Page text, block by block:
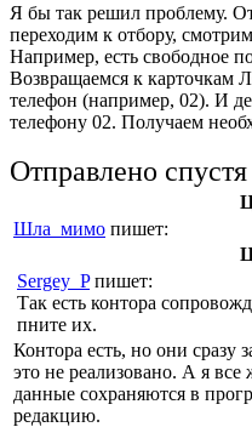
Я бы так решил проблему.
переходим к отбору,
Например, есть свободное
Возвращаемся к
телефон (например, 02). И
телефону 02. Получаем
Отправлено
Шла_мимо пишет:
Sergey_Pпишет:
Так есть контора
пните их.
Контора есть, но они сразу
это не реализовано. А я
данные сохраняются в
редакцию.